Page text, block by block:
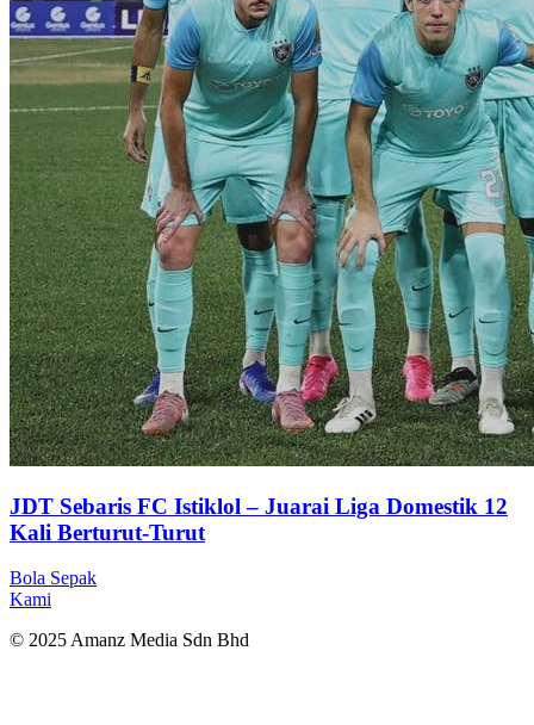
JDT Sebaris FC Istiklol – Juarai Liga Domestik 12
Kali Berturut-Turut
Bola Sepak
Kami
© 2025 Amanz Media Sdn Bhd